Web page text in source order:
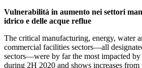
Vulnerabilità in aumento nei settori
idrico e delle acque reflue
The critical manufacturing, energy, water
commercial facilities sectors—all
sectors—were by far the most impacted
during 2H 2020 and shows increases